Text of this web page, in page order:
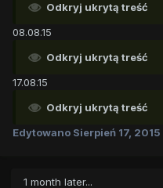
Odkryj ukrytą treść
08.08.15
Odkryj ukrytą treść
17.08.15
Odkryj ukrytą treść
Edytowano Sierpień 17, 2015
1 month later...